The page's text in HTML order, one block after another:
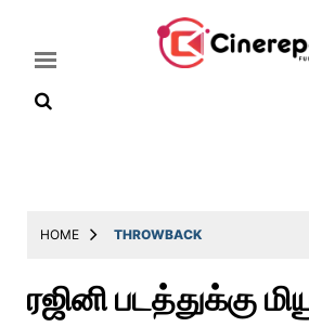
Latest
Throwback
HOME THROWBACK
ரஜினி படத்துக்கு